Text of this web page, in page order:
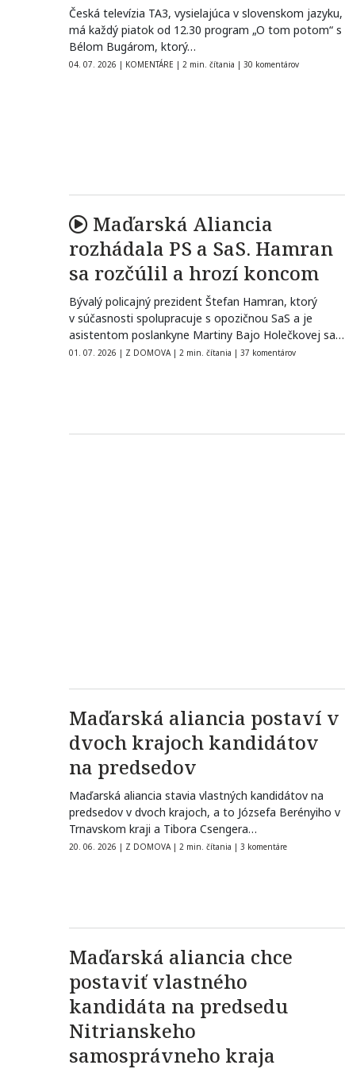
Česká televízia TA3, vysielajúca v slovenskom jazyku,
má každý piatok od 12.30 program „O tom potom“ s
Bélom Bugárom, ktorý…
04. 07. 2026 | KOMENTÁRE | 2 min. čítania | 30 komentárov
Maďarská Aliancia
rozhádala PS a SaS. Hamran
sa rozčúlil a hrozí koncom
Bývalý policajný prezident Štefan Hamran, ktorý
v súčasnosti spolupracuje s opozičnou SaS a je
asistentom poslankyne Martiny Bajo Holečkovej sa
v diskusii s novinárom Marekom…
01. 07. 2026 | Z DOMOVA | 2 min. čítania | 37 komentárov
Maďarská aliancia postaví v
dvoch krajoch kandidátov
na predsedov
Maďarská aliancia stavia vlastných kandidátov na
predsedov v dvoch krajoch, a to Józsefa Berényiho v
Trnavskom kraji a Tibora Csengera…
20. 06. 2026 | Z DOMOVA | 2 min. čítania | 3 komentáre
Maďarská aliancia chce
postaviť vlastného
kandidáta na predsedu
Nitrianskeho
samosprávneho kraja